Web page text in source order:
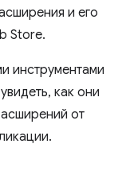
и его
Store.
инструментами
как они
от